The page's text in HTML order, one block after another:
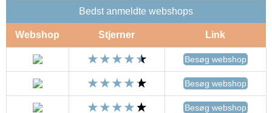
Bedst anmeldte webshops
Webshop Stjerner Link
Besøg webshop
Besøg webshop
Besøg webshop